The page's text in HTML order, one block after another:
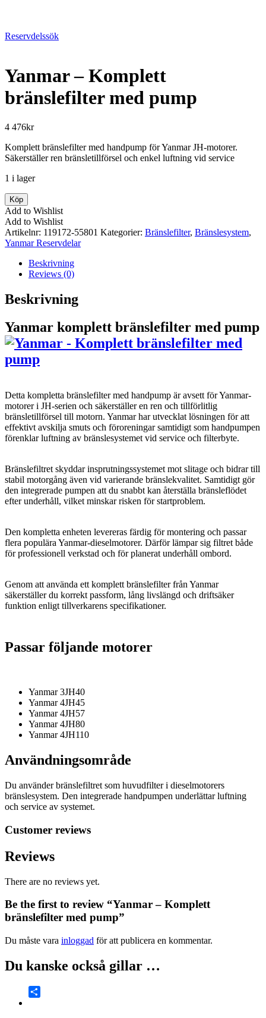
Reservdelssök
Yanmar – Komplett
bränslefilter med pump
4 476kr
Komplett bränslefilter med handpump för Yanmar JH-motorer.
Säkerställer ren bränsletillförsel och enkel luftning vid service
1 i lager
Yanmar
-
Komplett
bränslefilter
med
mängd
Köp
Add to Wishlist
Add to Wishlist
Artikelnr: 119172-55801 Kategorier: Bränslefilter, Bränslesystem,
Yanmar Reservdelar
Beskrivning
Reviews (0)
Beskrivning
Yanmar komplett bränslefilter med pump
Detta kompletta bränslefilter med handpump är avsett för Yanmar-
motorer i JH-serien och säkerställer en ren och tillförlitlig
bränsletillförsel till motorn. Yanmar har utvecklat lösningen för att
effektivt avskilja smuts och föroreningar samtidigt som handpumpen
förenklar luftning av bränslesystemet vid service och filterbyte.
Bränslefiltret skyddar insprutningssystemet mot slitage och bidrar till
stabil motorgång även vid varierande bränslekvalitet. Samtidigt gör
den integrerade pumpen att du snabbt kan återställa bränsleflödet
efter underhåll, vilket minskar risken för startproblem.
Den kompletta enheten levereras färdig för montering och passar
flera populära Yanmar-dieselmotorer. Därför lämpar sig filtret både
för professionell verkstad och för planerat underhåll ombord.
Genom att använda ett komplett bränslefilter från Yanmar
säkerställer du korrekt passform, lång livslängd och driftsäker
funktion enligt tillverkarens specifikationer.
Passar följande motorer
Yanmar 3JH40
Yanmar 4JH45
Yanmar 4JH57
Yanmar 4JH80
Yanmar 4JH110
Användningsområde
Du använder bränslefiltret som huvudfilter i dieselmotorers
bränslesystem. Den integrerade handpumpen underlättar luftning
och service av systemet.
Customer reviews
Reviews
There are no reviews yet.
Be the first to review “Yanmar – Komplett
bränslefilter med pump”
Du måste vara inloggad för att publicera en kommentar.
Du kanske också gillar …